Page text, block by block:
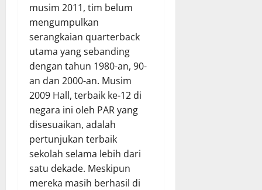
musim 2011, tim belum
mengumpulkan
serangkaian quarterback
utama yang sebanding
dengan tahun 1980-an, 90-
an dan 2000-an. Musim
2009 Hall, terbaik ke-12 di
negara ini oleh PAR yang
disesuaikan, adalah
pertunjukan terbaik
sekolah selama lebih dari
satu dekade. Meskipun
mereka masih berhasil di